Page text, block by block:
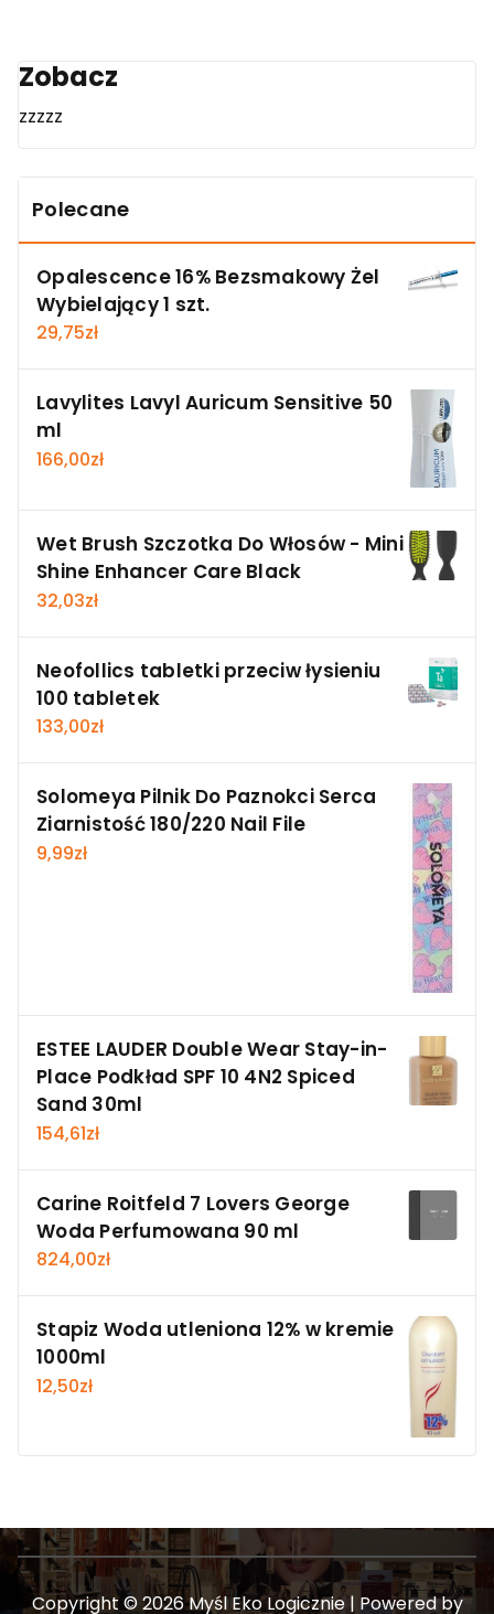
Zobacz
zzzzz
Polecane
Opalescence 16% Bezsmakowy Żel
Wybielający 1 szt.
29,75zł
Lavylites Lavyl Auricum Sensitive 50
ml
166,00zł
Wet Brush Szczotka Do Włosów - Mini
Shine Enhancer Care Black
32,03zł
Neofollics tabletki przeciw łysieniu
100 tabletek
133,00zł
Solomeya Pilnik Do Paznokci Serca
Ziarnistość 180/220 Nail File
9,99zł
ESTEE LAUDER Double Wear Stay-in-
Place Podkład SPF 10 4N2 Spiced
Sand 30ml
154,61zł
Carine Roitfeld 7 Lovers George
Woda Perfumowana 90 ml
824,00zł
Stapiz Woda utleniona 12% w kremie
1000ml
12,50zł
Copyright © 2026 Myśl Eko Logicznie | Powered by